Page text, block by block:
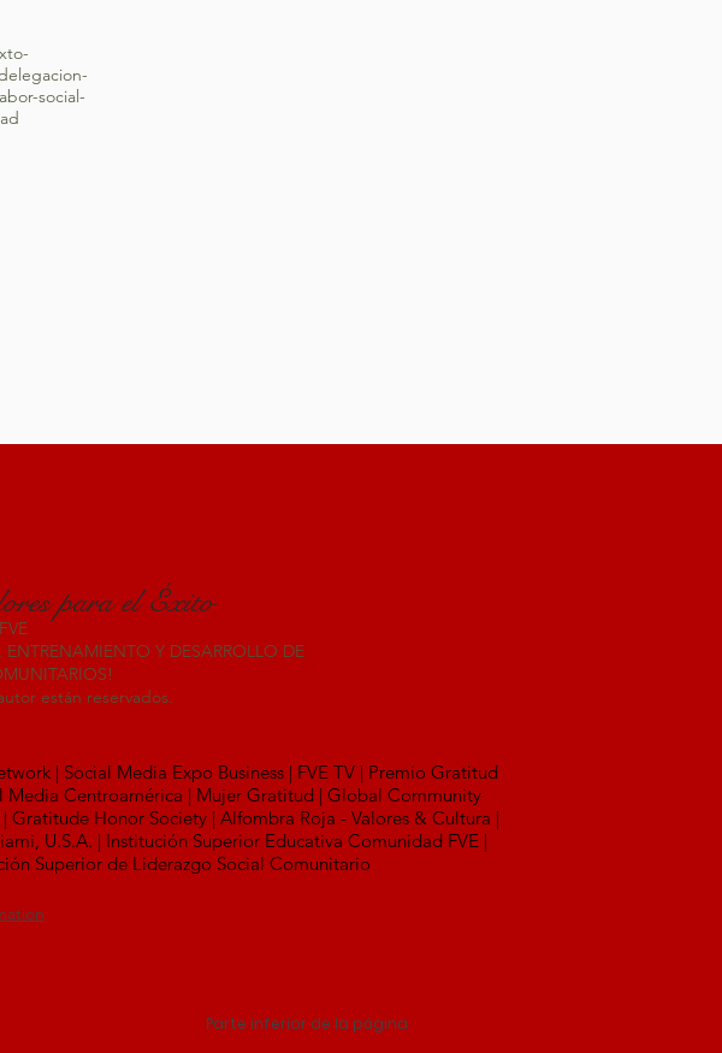
social-
para el Éxito
Y DESARROLLO DE
están reservados.
| Social Media Expo Business | FVE TV | Premio Gratitud
Media Centroamérica | Mujer Gratitud | Global Community
Honor Society | Alfombra Roja - Valores & Cultura |
U.S.A. | Institución Superior Educativa Comunidad FVE |
Superior de Liderazgo Social Comunitario
Parte inferior de la página